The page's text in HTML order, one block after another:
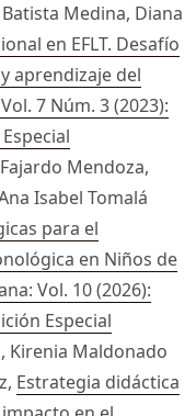
Medina, Diana
en EFLT. Desafío
aprendizaje del
7 Núm. 3 (2023):
Mendoza,
Isabel Tomalá
para el
en Niños de
Vol. 10 (2026):
Especial
Kirenia Maldonado
Estrategia didáctica